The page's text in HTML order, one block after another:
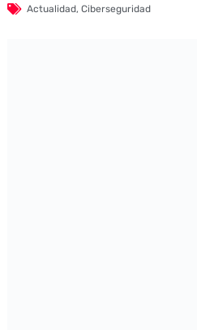
Actualidad, Ciberseguridad